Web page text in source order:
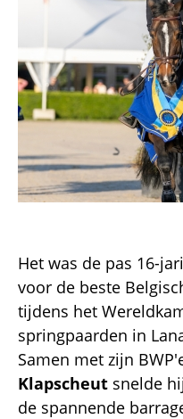
Het was de pas 16-
voor de beste
tijdens het
springpaarden in
Samen met zijn
Klapscheut snelde
de spannende